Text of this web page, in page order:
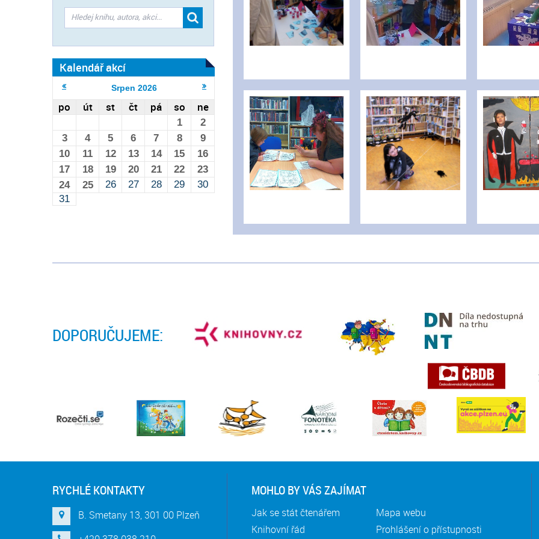
Kalendář akcí
Srpen 2026
po út st čt pá so ne
1
2
3
4 5 6 7 8
9
10
11 12 13 14 15
16
17
18 19 20 21 22
23
24
25 26 27 28 29
30
31
DOPORUČUJEME:
RYCHLÉ KONTAKTY
B. Smetany 13, 301 00 Plzeň
MOHLO BY VÁS ZAJÍMAT
Jak se stát čtenářem
Knihovní řád
Mapa webu
Prohlášení o přístupnosti